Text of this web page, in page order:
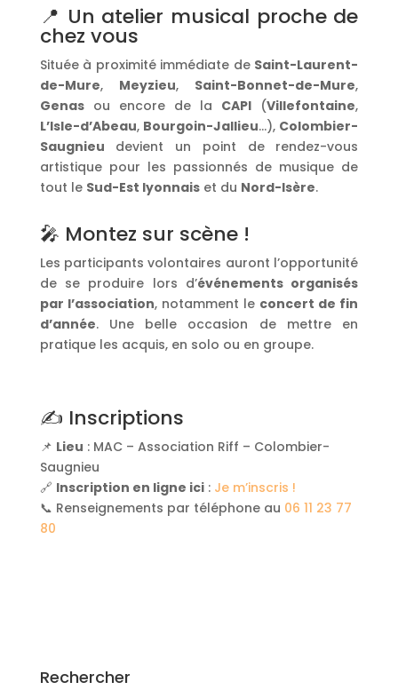
📍 Un atelier musical proche de
chez vous
Située à proximité immédiate de Saint-Laurent-
de-Mure, Meyzieu, Saint-Bonnet-de-Mure,
Genasou encore de la CAPI (Villefontaine,
L’Isle-d’Abeau, Bourgoin-Jallieu…), Colombier-
Saugnieu devient un point de rendez-vous
artistique pour les passionnés de musique de
tout le Sud-Est lyonnaiset du Nord-Isère.
🎤 Montez sur scène !
Les participants volontaires auront l’opportunité
de se produire lors d’événements organisés
par l’association, notamment le concert de fin
d’année. Une belle occasion de mettre en
pratique les acquis, en solo ou en groupe.
✍️ Inscriptions
📌 Lieu : MAC – Association Riff – Colombier-
Saugnieu
🔗 Inscription en ligne ici: Je m’inscris !
📞 Renseignements par téléphone au 06 11 23 77
80
Rechercher